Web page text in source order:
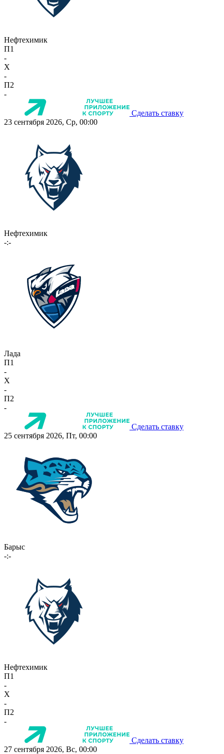
Нефтехимик
П1
-
X
-
П2
-
Сделать ставку
23 сентября 2026, Ср, 00:00
Нефтехимик
-:-
Лада
П1
-
X
-
П2
-
Сделать ставку
25 сентября 2026, Пт, 00:00
Барыс
-:-
Нефтехимик
П1
-
X
-
П2
-
Сделать ставку
27 сентября 2026, Вс, 00:00